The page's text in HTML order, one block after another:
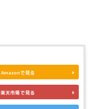
Amazonで見る
楽天市場で見る